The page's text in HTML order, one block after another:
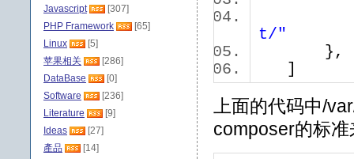
t/"
上面的代码中/
composer的标
Javascript
[307]
PHP Framework
[65]
Linux
[5]
苹果相关
[286]
DataBase
[0]
Software
[236]
Literature
[9]
Ideas
[27]
產品
[14]